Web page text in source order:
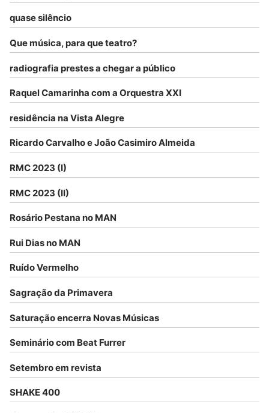
quase silêncio
Que música, para que teatro?
radiografia prestes a chegar a público
Raquel Camarinha com a Orquestra XXI
residência na Vista Alegre
Ricardo Carvalho e João Casimiro Almeida
RMC 2023 (I)
RMC 2023 (II)
Rosário Pestana no MAN
Rui Dias no MAN
Ruído Vermelho
Sagração da Primavera
Saturação encerra Novas Músicas
Seminário com Beat Furrer
Setembro em revista
SHAKE 400